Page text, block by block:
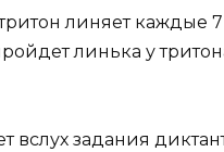
линяет каждые
линька у
вслух задания